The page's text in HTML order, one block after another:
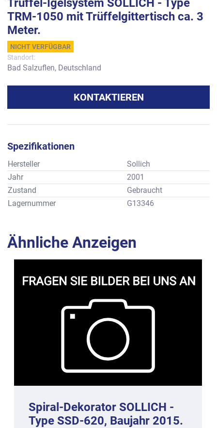
Trüffel-Igelsystem SOLLICH - Type
TRM-1050 mit Trüffelgittertisch ca. 3
Meter.
NICHT VERFÜGBAR
Standort:
Bad Salzuflen, Deutschland
KONTAKTIEREN
Spezifikationen
Hersteller
Sollich
Jahr
2001
Zustand
Gebraucht
Lagernummer
G13346
Ähnliche Anzeigen
Spiral-Dekorator SOLLICH -
Type SSD-620, Baujahr 2015.